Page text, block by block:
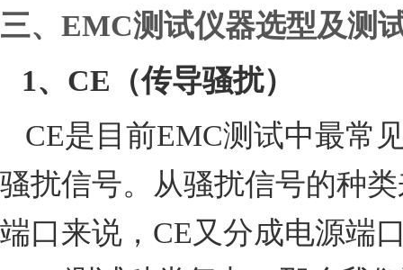
三、EMC测试仪器选型及测
1、 CE （传导骚扰）
CE是目前EMC测试中最常
骚扰信号。从骚扰信号的种
端口来说， CE又分成电源端